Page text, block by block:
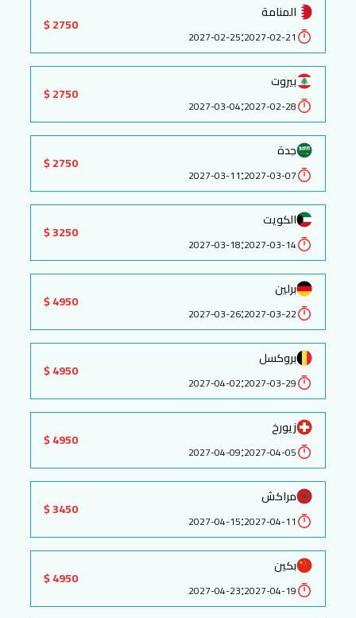
المنامة
2027-02-21
:
2027-02-25
2750 $
بيروت
2027-02-28
:
2027-03-04
2750 $
جدة
2027-03-07
:
2027-03-11
2750 $
الكويت
2027-03-14
:
2027-03-18
3250 $
برلين
2027-03-22
:
2027-03-26
4950 $
بروكسل
2027-03-29
:
2027-04-02
4950 $
زيورخ
2027-04-05
:
2027-04-09
4950 $
مراكش
2027-04-11
:
2027-04-15
3450 $
بكين
2027-04-19
:
2027-04-23
4950 $